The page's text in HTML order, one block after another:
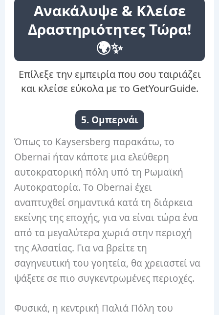
Ανακάλυψε & Κλείσε
Δραστηριότητες Τώρα!
🌍✨
Επίλεξε την εμπειρία που σου ταιριάζει
και κλείσε εύκολα με το GetYourGuide.
5. Ομπερνάι
Όπως το Kaysersberg παρακάτω, το
Obernai ήταν κάποτε μια ελεύθερη
αυτοκρατορική πόλη υπό τη Ρωμαϊκή
Αυτοκρατορία. Το Obernai έχει
αναπτυχθεί σημαντικά κατά τη διάρκεια
εκείνης της εποχής, για να είναι τώρα ένα
από τα μεγαλύτερα χωριά στην περιοχή
της Αλσατίας. Για να βρείτε τη
σαγηνευτική του γοητεία, θα χρειαστεί να
ψάξετε σε πιο συγκεντρωμένες περιοχές.
Φυσικά, η κεντρική Παλιά Πόλη του